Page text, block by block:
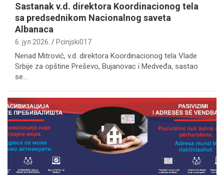
Sastanak v.d. direktora Koordinacionog tela
sa predsednikom Nacionalnog saveta
Albanaca
6. јул 2026. Pcinjski017
Nenad Mitrović, v.d. direktora Koordinacionog tela Vlade
Srbije za opštine Preševo, Bujanovac i Medveđa, sastao
se…